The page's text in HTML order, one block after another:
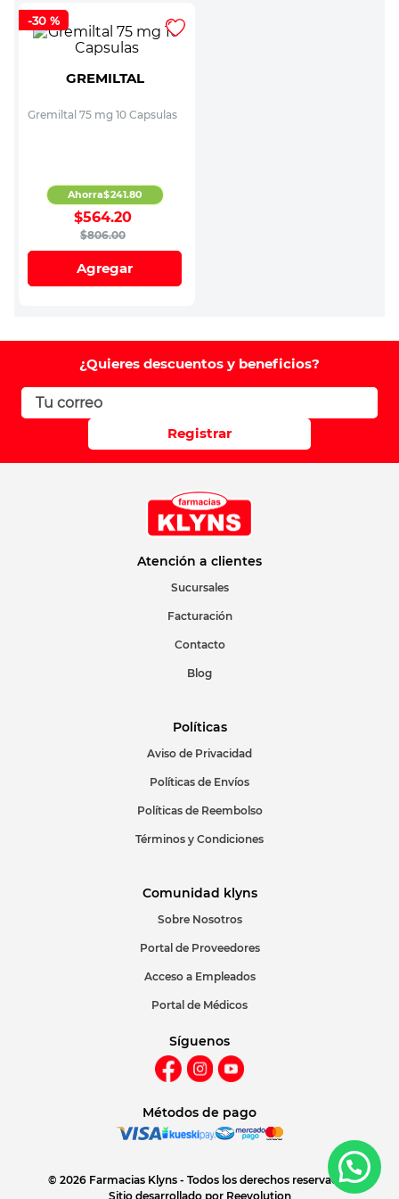
-30 %
GREMILTAL
Gremiltal 75 mg 10 Capsulas
$806.00
$564.20
Ahorra$241.80
Agregar
¿Quieres descuentos y beneficios?
Registrar
Atención a clientes
Sucursales
Facturación
Contacto
Blog
Políticas
Aviso de Privacidad
Políticas de Envíos
Políticas de Reembolso
Términos y Condiciones
Comunidad klyns
Sobre Nosotros
Portal de Proveedores
Acceso a Empleados
Portal de Médicos
Síguenos
Métodos de pago
© 2026 Farmacias Klyns - Todos los derechos reservados
Sitio desarrollado por Reevolution